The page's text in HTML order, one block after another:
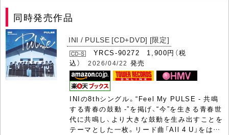
同時発売作品
INI / PULSE [CD+DVD] [限定]
YRCS-90272 1,900円（税
込） 2026/04/22 発売
INIの8thシングル。“Feel My PULSE - 共鳴
する青春の鼓動 -”を掲げ、“今”を生きる青春世
代に共鳴し、より大きな鼓動を生み出すことを
テーマとした一枚。リード曲「All 4 U」をは…